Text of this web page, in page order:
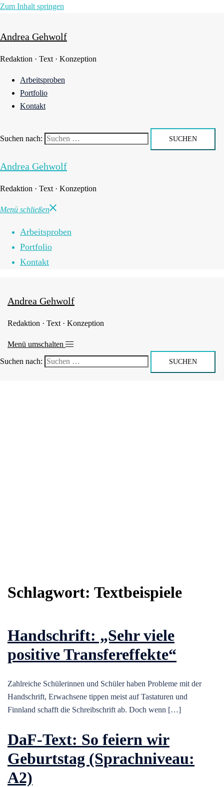
Zum Inhalt springen
Andrea Gehwolf
Redaktion · Text · Konzeption
Arbeitsproben
Portfolio
Kontakt
Suchen nach:
Andrea Gehwolf
Redaktion · Text · Konzeption
Menü schließen
Arbeitsproben
Portfolio
Kontakt
Andrea Gehwolf
Redaktion · Text · Konzeption
Menü umschalten
Suchen nach:
Schlagwort: Textbeispiele
Handschrift: „Sehr viele
positive Transfereffekte“
Zahlreiche Schülerinnen und Schüler haben Probleme mit der
Handschrift, Erwachsene tippen meist auf Tastaturen und
Finnland schafft die Schreibschrift ab. Doch wenn […]
DaF-Text: So feiern wir
Geburtstag (Sprachniveau:
A2)